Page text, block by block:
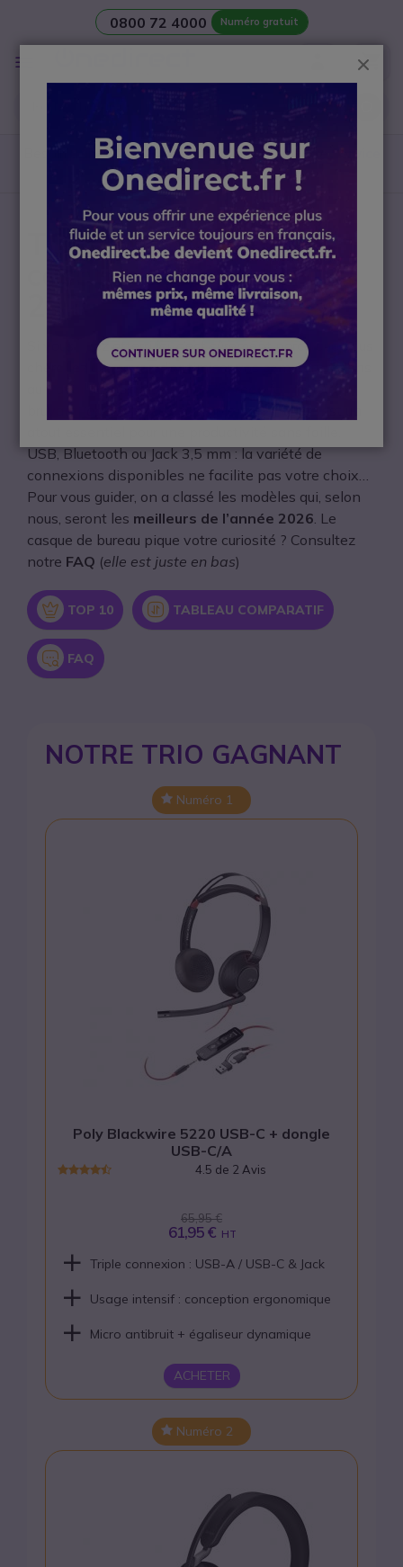
0800 72 4000 Numéro gratuit
Besoin d’unesalle de réunion ? Contactez notre
avant-vente Visio
TOP 10 – Meilleurs
casques de bureau
Si vous avez atterri ici, c’est sûrement parce que vous
cherchez un moyen d’optimiser vos communications
USB, Bluetooth ou Jack 3,5 mm : la variété de
connexions disponibles ne facilite pas votre choix…
Pour vous guider, on a classé les modèles qui, selon
nous, seront les meilleurs de l’année 2026. Le
casque de bureau pique votre curiosité ? Consultez
notre FAQ (elle est juste en bas)
Icon
TOP 10 Icon
TABLEAU COMPARATIF
Icon
FAQ
NOTRE TRIO GAGNANT
Numéro 1
Poly Blackwire 5220 USB-C + dongle
USB-C/A
4.5 de 2 Avis
65,95 €
61,95 € HT
Triple connexion : USB-A / USB-C & Jack
Usage intensif : conception ergonomique
Micro antibruit + égaliseur dynamique
ACHETER
Numéro 2